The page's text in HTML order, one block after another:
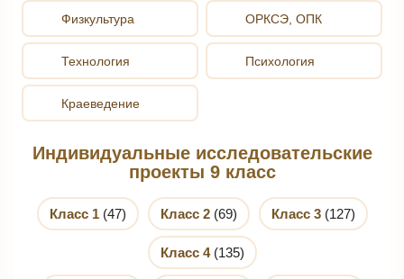
Физкультура
Технология
Краеведение
ОРКСЭ, ОПК
Психология
Индивидуальные исследовательские
проекты 9 класс
Класс 1(47) Класс 2(69) Класс 3(127)
Класс 4(135)